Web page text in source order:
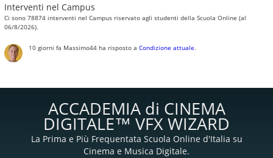
Interventi nel Campus
Ci sono 78874 interventi nel Campus riservato agli studenti della Scuola Online (al
06/8/2026).
10 giorni fa Massimo44ha risposto a Condizione attuale.
ACCADEMIA di CINEMA
DIGITALE™ VFX WIZARD
La Prima e Più Frequentata Scuola Online d'Italia su
Cinema e Musica Digitale.